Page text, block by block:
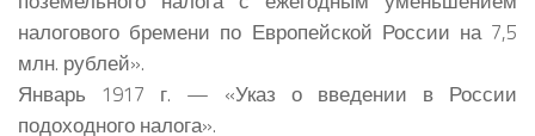
налогового бремени по Европейской России на 7,5
млн. рублей».
Январь 1917 г. — «Указ о введении в России
подоходного налога».